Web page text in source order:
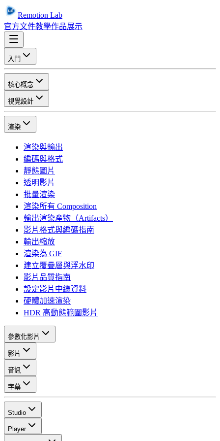
Remotion Lab
官方文件教學作品展示
入門
核心概念
視覺設計
渲染
渲染與輸出
編碼與格式
靜態圖片
透明影片
批量渲染
渲染所有 Composition
輸出渲染產物（Artifacts）
影片格式與編碼指南
輸出縮放
渲染為 GIF
建立覆疊層與浮水印
影片品質指南
設定影片中繼資料
硬體加速渲染
HDR 高動態範圍影片
參數化影片
影片
音訊
字幕
Studio
Player